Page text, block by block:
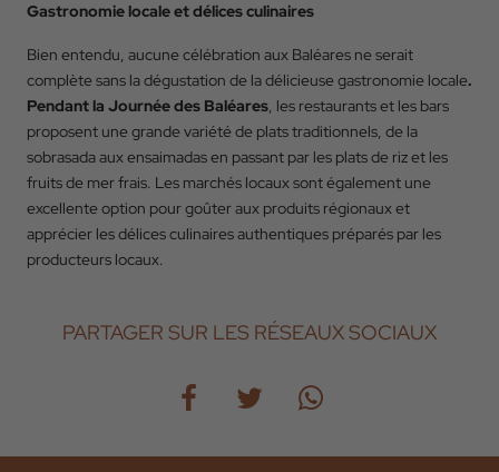
Gastronomie locale et délices culinaires
Bien entendu, aucune célébration aux Baléares ne serait
complète sans la dégustation de la délicieuse gastronomie locale.
Pendant la Journée des Baléares, les restaurants et les bars
proposent une grande variété de plats traditionnels, de la
sobrasada aux ensaimadas en passant par les plats de riz et les
fruits de mer frais. Les marchés locaux sont également une
excellente option pour goûter aux produits régionaux et
apprécier les délices culinaires authentiques préparés par les
producteurs locaux.
PARTAGER SUR LES RÉSEAUX SOCIAUX